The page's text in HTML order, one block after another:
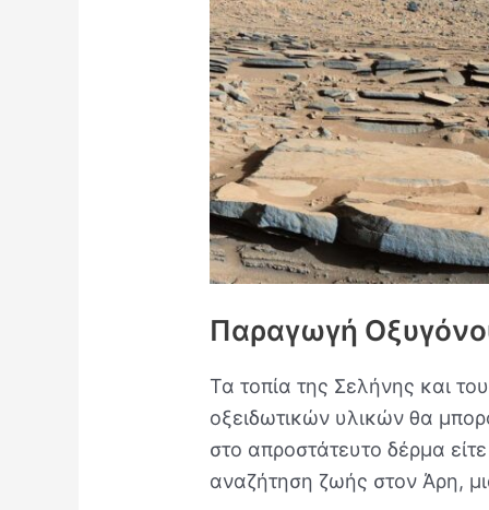
Παραγωγή
Τα τοπία της Σελήνης και
οξειδωτικών υλικών θα
στο απροστάτευτο δέρμα
αναζήτηση ζωής στον Άρη,
Άρη